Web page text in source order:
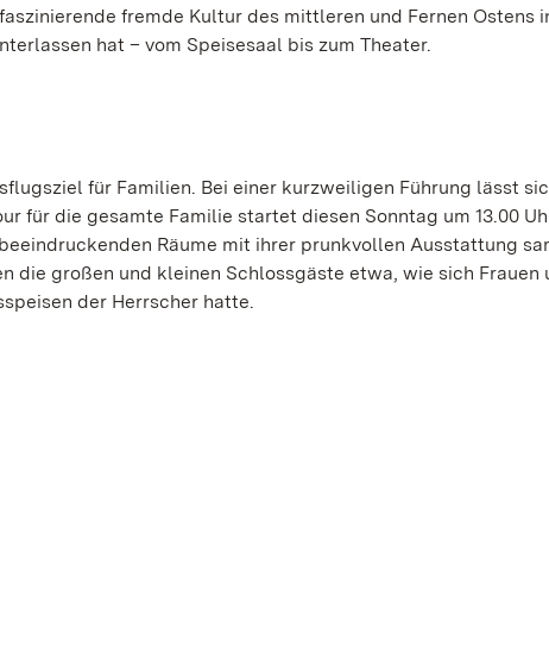
fremde Kultur des mittleren und Fernen Ostens
hat – vom Speisesaal bis zum Theater.
für Familien. Bei einer kurzweiligen Führung lässt
für die gesamte Familie startet diesen Sonntag um 13.00
Räume mit ihrer prunkvollen Ausstattung
die großen und kleinen Schlossgäste etwa, wie sich Frauen
der Herrscher hatte.